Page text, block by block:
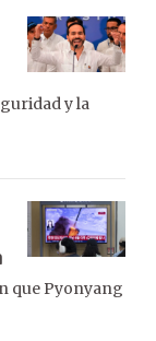
y la
que Pyonyang